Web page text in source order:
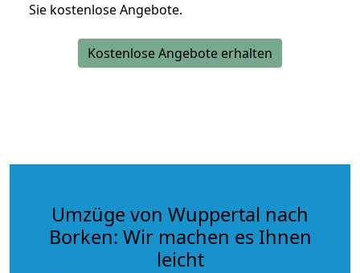
Sie kostenlose Angebote.
Kostenlose Angebote erhalten
Umzüge von Wuppertal nach
Borken: Wir machen es Ihnen
leicht